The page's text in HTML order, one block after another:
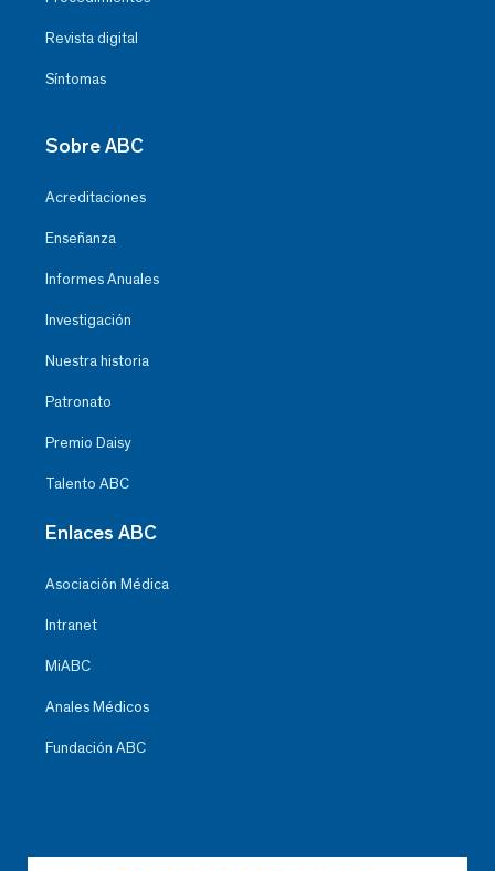
Revista digital
Síntomas
Sobre ABC
Acreditaciones
Enseñanza
Informes Anuales
Investigación
Nuestra historia
Patronato
Premio Daisy
Talento ABC
Enlaces ABC
Asociación Médica
Intranet
MiABC
Anales Médicos
Fundación ABC